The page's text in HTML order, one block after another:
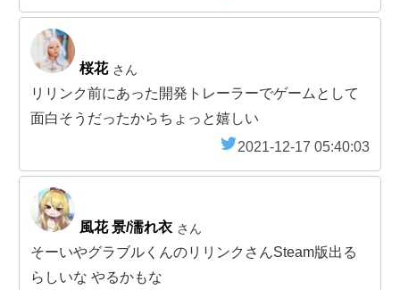
桜花 さん
リリンク前にあった開発トレーラーでゲームとして
面白そうだったからちょっと嬉しい
2021-12-17 05:40:03
風花 景/濡れ衣 さん
そーいやグラブルくんのリリンクさんSteam版出る
らしいな やるかもな